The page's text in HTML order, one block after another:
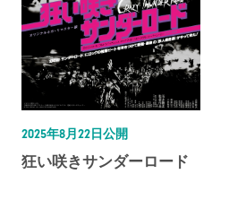
2025年8月22日公開
狂い咲きサンダーロード